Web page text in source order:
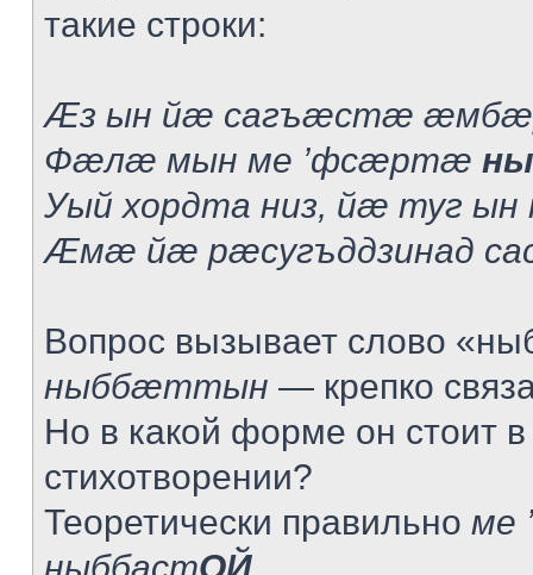
такие строки:
Æз ын йæ сагъæстæ
Фæлæ мын ме ’фсæртæ
Уый хордта низ, йæ туг ын
Æмæ йæ рæсугъддзинад
Вопрос вызывает слово
ныббæттын — крепко
Но в какой форме он стоит
стихотворении?
Теоретически правильно ме